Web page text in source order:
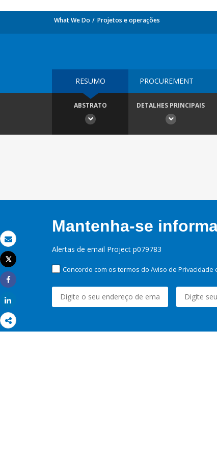
Email
Imprimir
Tweet
Share
What We Do Projetos e operações
RESUMO PROCUREMENT
ABSTRATO DETALHES PRINCIPAIS
Mantenha-se
Alertas de email Project p079783
Concordo com os termos do Aviso de